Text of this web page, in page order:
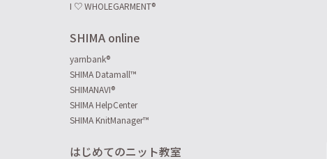
I ♡ WHOLEGARMENT®
SHIMA online
yarnbank®
SHIMA Datamall™
SHIMANAVI®
SHIMA HelpCenter
SHIMA KnitManager™
はじめてのニット教室